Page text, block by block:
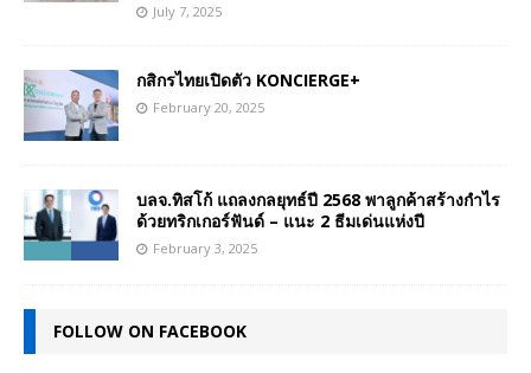
July 7, 2025
กสิกรไทยเปิดตัว KONCIERGE+
February 20, 2025
บลจ.ทิสโก้ แถลงกลยุทธ์ปี 2568 พาลูกค้าสร้างกำไร
ด้วยทริกเกอร์ฟันด์ – แนะ 2 ธีมเด่นแห่งปี
February 3, 2025
FOLLOW ON FACEBOOK